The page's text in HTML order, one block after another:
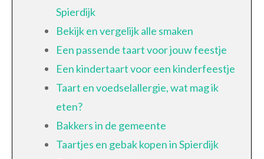
Spierdijk
Bekijk en vergelijk alle smaken
Een passende taart voor jouw feestje
Een kindertaart voor een kinderfeestje
Taart en voedselallergie, wat mag ik
eten?
Bakkers in de gemeente
Taartjes en gebak kopen in Spierdijk